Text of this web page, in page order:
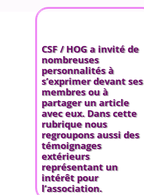
CSF / HOG a invité de
nombreuses
personnalités à
s’exprimer devant ses
membres ou à
partager un article
avec eux. Dans cette
rubrique nous
regroupons aussi des
témoignages
extérieurs
représentant un
intérêt pour
l’association.